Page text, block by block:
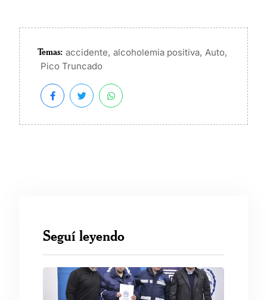
Temas: accidente, alcoholemia positiva, Auto,
Pico Truncado
Seguí leyendo